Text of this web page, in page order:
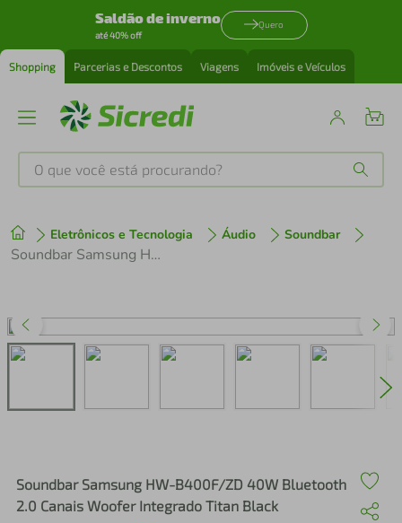
Saldão de inverno
até 40% off
Quero
Shopping Parcerias e Descontos Viagens Imóveis e Veículos
O que você está procurando?
Eletrônicos e Tecnologia Áudio Soundbar
Soundbar Samsung HW-B400F/ZD 40W Bluetooth 2.0 Canais Woofer Integrado Titan Black
Soundbar Samsung HW-B400F/ZD 40W Bluetooth
2.0 Canais Woofer Integrado Titan Black
1º tenis
perfume